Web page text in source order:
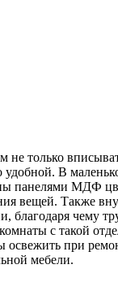
только
удобной. В
панелями МДФ
вещей. Также
благодаря чему
с такой
освежить при
мебели.